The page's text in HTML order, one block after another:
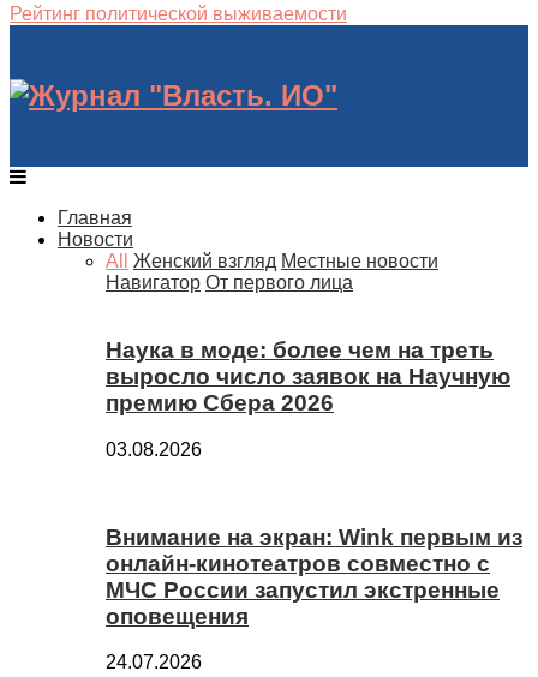
Рейтинг политической выживаемости
Главная
Новости
All
Женский взгляд Местные новости
Навигатор От первого лица
Наука в моде: более чем на треть
выросло число заявок на Научную
премию Сбера 2026
03.08.2026
Внимание на экран: Wink первым из
онлайн-кинотеатров совместно с
МЧС России запустил экстренные
оповещения
24.07.2026